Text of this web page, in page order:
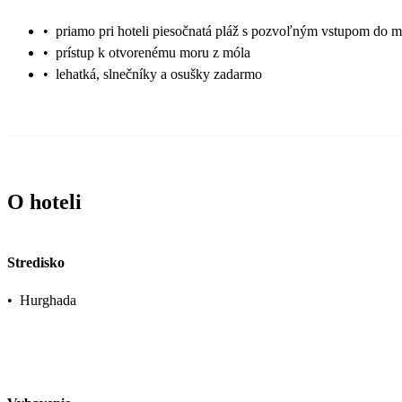
• priamo pri hoteli piesočnatá pláž s pozvoľným vstupom do
• prístup k otvorenému moru z móla
• lehatká, slnečníky a osušky zadarmo
O hoteli
Stredisko
• Hurghada